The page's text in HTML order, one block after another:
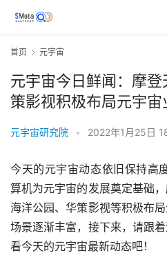
首页 元宇宙
元宇宙今日鲜闻：摩
策影视积极布局元宇宙
元宇宙研究院 • 2022年1月25日
今天的元宇宙动态依旧保持高
算机为元宇宙的发展奠定基础
海洋公园、华策影视等积极布
场景逐渐丰富，接下来，请跟
看今天的元宇宙最新动态吧！